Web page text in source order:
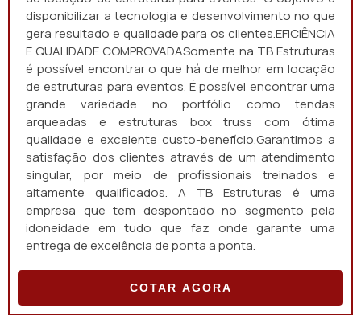
disponibilizar a tecnologia e desenvolvimento no que
gera resultado e qualidade para os clientes.EFICIÊNCIA
E QUALIDADE COMPROVADASomente na TB Estruturas
é possível encontrar o que há de melhor em locação
de estruturas para eventos. É possível encontrar uma
grande variedade no portfólio como tendas
arqueadas e estruturas box truss com ótima
qualidade e excelente custo-benefício.Garantimos a
satisfação dos clientes através de um atendimento
singular, por meio de profissionais treinados e
altamente qualificados. A TB Estruturas é uma
empresa que tem despontado no segmento pela
idoneidade em tudo que faz onde garante uma
entrega de excelência de ponta a ponta.
COTAR AGORA